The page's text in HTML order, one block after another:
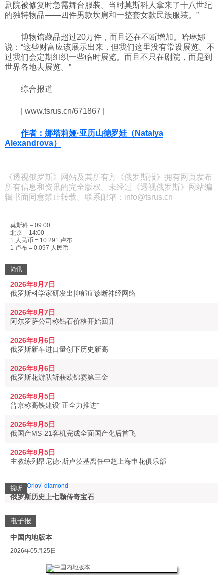
剧院被修复时急需舞台服装。当时莫斯科人拿来了十八世纪
的独特物品——四件男款坎肩和一整套女款民族服装。”
博物馆藏品超过20万件，而且还在不断增加。哈琳娜
说：“这些财富应该展示出来，但我们这里没有常设展览。不
过我们会定期组织一些临时展览。而且不只在剧院，而是到
世界各地去展览。”
综合报道
| www.tsrus.cn/671867 |
作者：娜塔莉娅·亚历山德罗娃（Natalya
Alexandrova）
《透视俄罗斯》网站及其所有方《俄罗斯报》拥有网页发布
所有信息和资讯的完全版权。未经过《透视俄罗斯》网站编
辑书面同意禁止转载。联系邮箱：info@tsrus.cn
莫斯科 – 09:00
北京 – 14:00
1 人民币 = 10.291 卢布
1 卢布 = 0.097 人民币
简讯
2026年8月7日
俄罗斯科学家研发出抑郁症诊断神经网络
2026年8月7日
阿尔罗萨公司称钻石价格开始回升
2026年8月6日
俄罗斯新车进口量创下历史新高
2026年8月6日
俄罗斯花游队斩获欧锦赛第三金
2026年8月5日
普京称高铁建设“正全力推进”
2026年8月5日
俄国产MS-21客机完成全面国产化后首飞
2026年8月5日
主教练列昂尼德·斯卢茨基离任中超上海申花俱乐部
视听
俄罗斯历史上七颗传奇宝石
电子报
中国内地版本
2026年05月25日